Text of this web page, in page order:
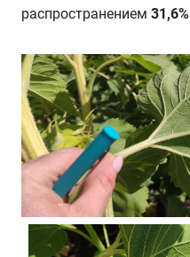
распространением 31,6%